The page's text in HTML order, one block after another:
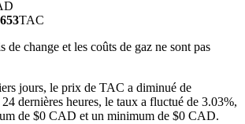
TAC
de change et les coûts de gaz ne sont pas
jours, le prix de TAC a diminué de
dernières heures, le taux a fluctué de 3.03%,
de $0 CAD et un minimum de $0 CAD.